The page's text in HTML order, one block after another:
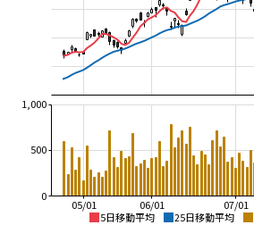
5日移動平均 25日移動平均
07/01
06/01
05/01
0
500
1,000